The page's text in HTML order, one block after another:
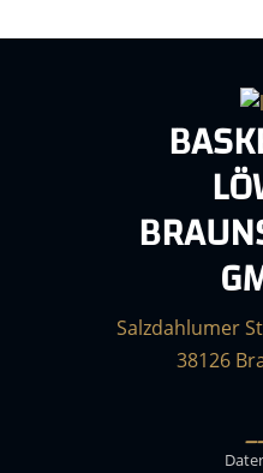
Salzdahlumer
38126